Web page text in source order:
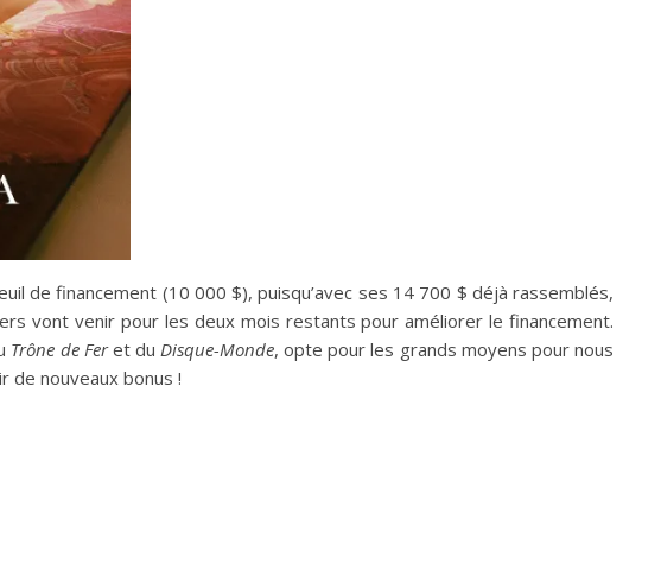
de financement (10 000 $), puisqu’avec ses 14 700 $ déjà rassemblés,
vont venir pour les deux mois restants pour améliorer le financement.
Trône de Feret du Disque-Monde, opte pour les grands moyens pour nous
de nouveaux bonus !